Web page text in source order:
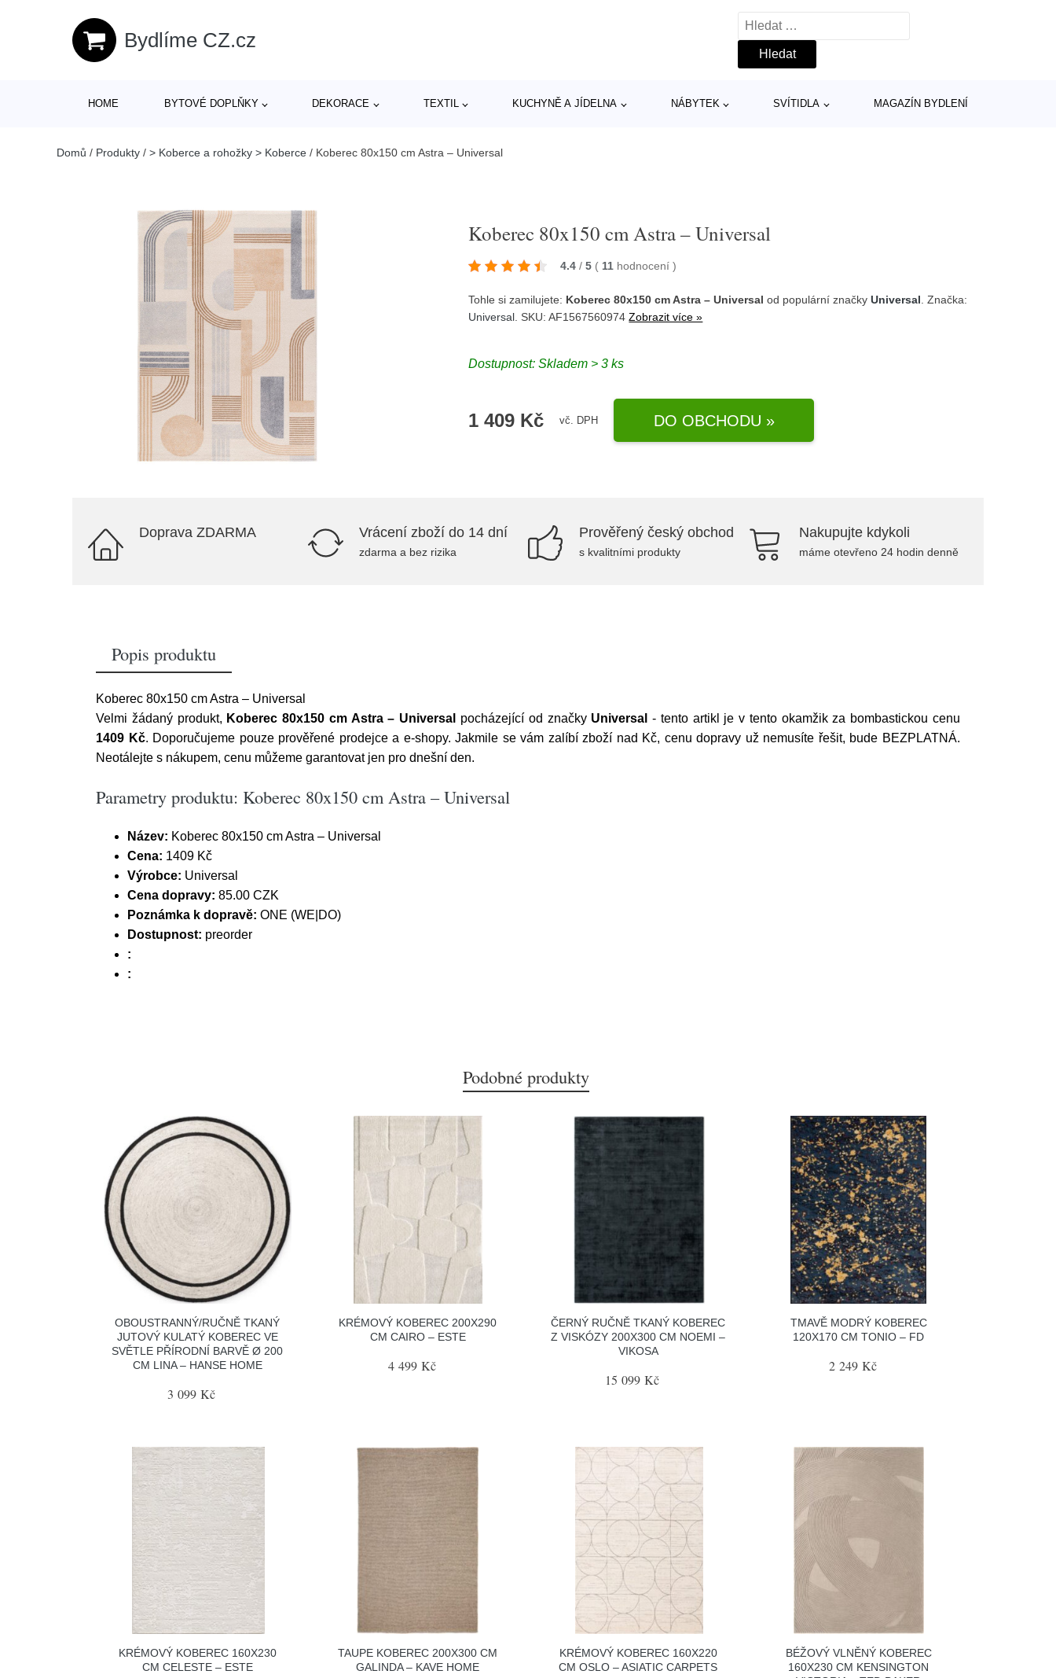
Bydlíme CZ.cz
Vyhledávání
HOME BYTOVÉ DOPLŇKY DEKORACE TEXTIL KUCHYNĚ A JÍDELNA NÁBYTEK SVÍTIDLA MAGAZÍN BYDLENÍ
Domů / Produkty / > Koberce a rohožky > Koberce / Koberec 80x150 cm Astra – Universal
Koberec 80x150 cm Astra – Universal
4.4 / 5 ( 11 hodnocení)
Tohle si zamilujete: Koberec 80x150 cm Astra – Universal od populární značkyUniversal . Značka:
Universal . SKU: AF1567560974Zobrazit více »
Dostupnost:Skladem > 3 ks
1 409 Kč vč. DPH DO OBCHODU »
Doprava ZDARMA Vrácení zboží do 14 dní
zdarma a bez rizika
Prověřený český obchod
s kvalitními produkty
Nakupujte kdykoli
máme otevřeno 24 hodin denně
Popis produktu
Koberec 80x150 cm Astra – Universal
Velmi žádaný produkt, Koberec 80x150 cm Astra – Universal pocházející od značky Universal - tento artikl je v tento okamžik za bombastickou cenu
1409 Kč. Doporučujeme pouze prověřené prodejce a e-shopy. Jakmile se vám zalíbí zboží nad Kč, cenu dopravy už nemusíte řešit, bude BEZPLATNÁ.
Neotálejte s nákupem, cenu můžeme garantovat jen pro dnešní den.
Parametry produktu: Koberec 80x150 cm Astra – Universal
Název: Koberec 80x150 cm Astra – Universal
Cena: 1409 Kč
Výrobce: Universal
Cena dopravy: 85.00 CZK
Poznámka k dopravě: ONE (WE|DO)
Dostupnost: preorder
:
:
Podobné produkty
OBOUSTRANNÝ/RUČNĚ TKANÝ
JUTOVÝ KULATÝ KOBEREC VE
SVĚTLE PŘÍRODNÍ BARVĚ Ø 200
CM LINA – HANSE HOME
3 099 Kč
KRÉMOVÝ KOBEREC 200X290
CM CAIRO – ESTE
4 499 Kč
ČERNÝ RUČNĚ TKANÝ KOBEREC
Z VISKÓZY 200X300 CM NOEMI –
VIKOSA
15 099 Kč
TMAVĚ MODRÝ KOBEREC
120X170 CM TONIO – FD
2 249 Kč
KRÉMOVÝ KOBEREC 160X230
CM CELESTE – ESTE
TAUPE KOBEREC 200X300 CM
GALINDA – KAVE HOME
KRÉMOVÝ KOBEREC 160X220
CM OSLO – ASIATIC CARPETS
BÉŽOVÝ VLNĚNÝ KOBEREC
160X230 CM KENSINGTON